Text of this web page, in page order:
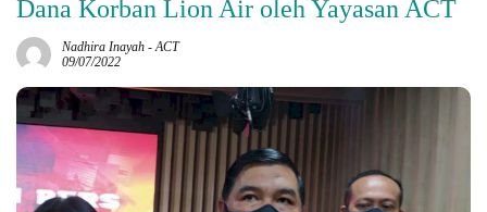
Dana Korban Lion Air oleh Yayasan ACT
Nadhira Inayah -ACT
09/07/2022